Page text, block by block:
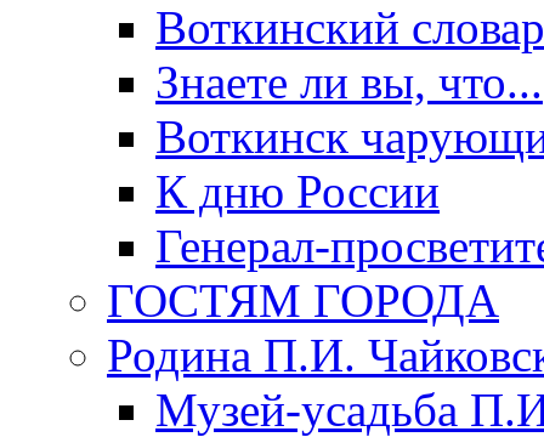
Воткинский
Знаете ли вы, что...
Воткинск
К дню России
Генерал-
ГОСТЯМ ГОРОДА
Родина П.И.
Музей-усадьба